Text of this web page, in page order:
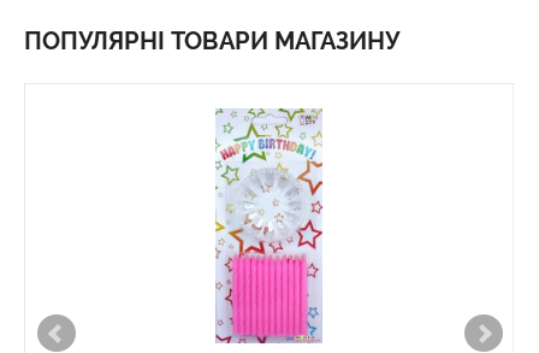
ПОПУЛЯРНІ ТОВАРИ МАГАЗИНУ